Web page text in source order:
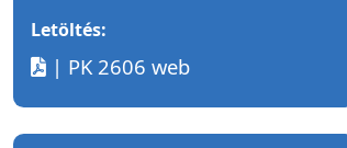
Letöltés:
| PK 2606 web